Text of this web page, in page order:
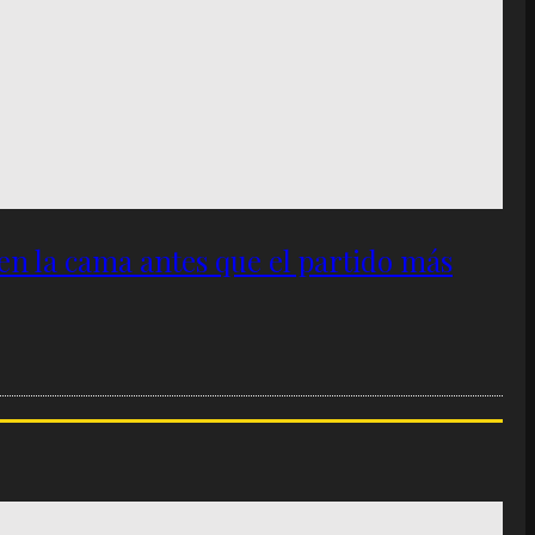
la cama antes que el partido más